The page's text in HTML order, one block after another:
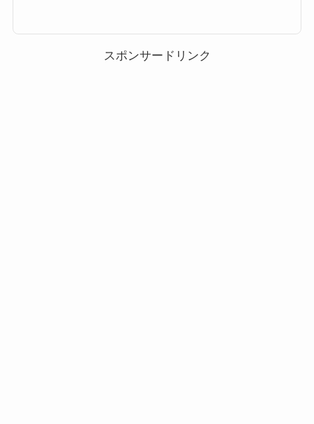
ンズシリーズのツム/ミッキ...
スポンサードリンク